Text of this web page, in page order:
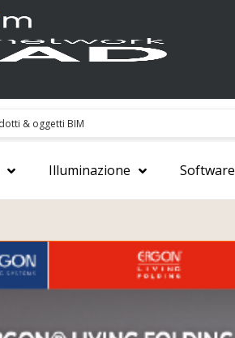
Illuminazione Software